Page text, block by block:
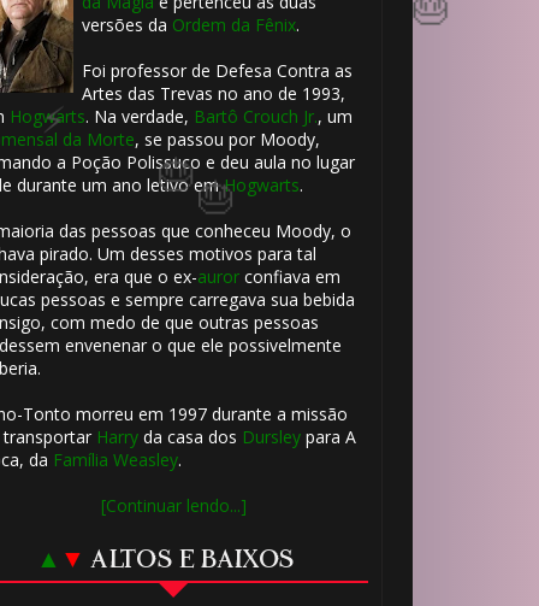
versões da Ordem da Fênix.
Foi professor de Defesa Contra as
Artes das Trevas no ano de 1993,
Hogwarts. Na verdade, Bartô Crouch Jr., um
da Morte, se passou por Moody,
a Poção Polissuco e deu aula no lugar
durante um ano letivo emHogwarts.
das pessoas que conheceu Moody, o
pirado. Um desses motivos para tal
era que o ex-aurorconfiava em
pessoas e sempre carregava sua bebida
com medo de que outras pessoas
envenenar o que ele possivelmente
Tonto morreu em 1997 durante a missão
transportar Harryda casa dos Dursleypara A
da Família Weasley.
[Continuar lendo...]
▲ ▼ ALTOS E BAIXOS